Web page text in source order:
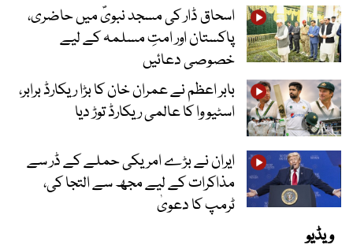
اسحاق ڈار کی مسجد نبویؐ میں حاضری،
پاکستان اور امتِ مسلمہ کے لیے
خصوصی دعائیں
بابر اعظم نے عمران خان کا بڑا ریکارڈ برابر،
اسٹیو وا کا عالمی ریکارڈ توڑ دیا
ایران نے بڑے امریکی حملے کے ڈر سے
مذاکرات کے لیے مجھ سے التجا کی،
ٹرمپ کا دعویٰ
ویڈیو